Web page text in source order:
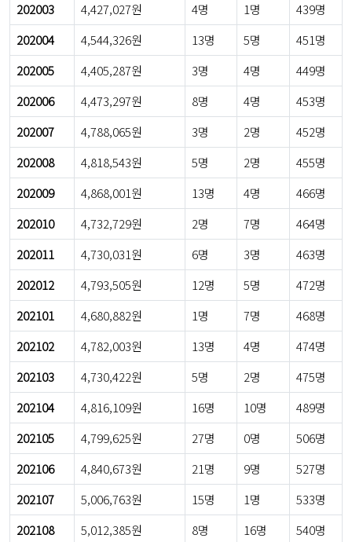
202003
4,427,027원 4명 1명
439명
202004
4,544,326원 13명 5명
451명
202005
4,405,287원 3명 4명
449명
202006
4,473,297원 8명 4명
453명
202007
4,788,065원 3명 2명
452명
202008
4,818,543원 5명 2명
455명
202009
4,868,001원 13명 4명
466명
202010
4,732,729원 2명 7명
464명
202011
4,730,031원 6명 3명
463명
202012
4,793,505원 12명 5명
472명
202101
4,680,882원 1명 7명
468명
202102
4,782,003원 13명 4명
474명
202103
4,730,422원 5명 2명
475명
202104
4,816,109원 16명 10명
489명
202105
4,799,625원 27명 0명
506명
202106
4,840,673원 21명 9명
527명
202107
5,006,763원 15명 1명
533명
202108
5,012,385원 8명 16명
540명